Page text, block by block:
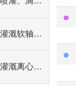
灌溉软轴水泵系列
灌溉离心水泵系列